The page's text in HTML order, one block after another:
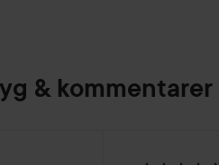
& kommentarer